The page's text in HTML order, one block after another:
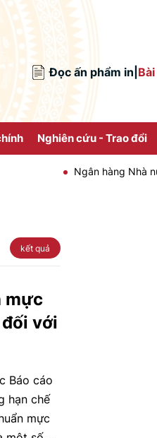
Đọc ấn phẩm in
Nghiên cứu - Trao đổi
Ngân hàng Nhà nước
kết quả
mực
đối với
Báo cáo
hạn chế
mực